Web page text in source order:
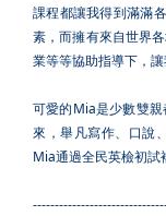
課程都讓我得到滿滿
素，而擁有來自世界
業等等協助指導下，
可愛的Mia是少數雙
來，舉凡寫作、口說
Mia通過全民英檢初試